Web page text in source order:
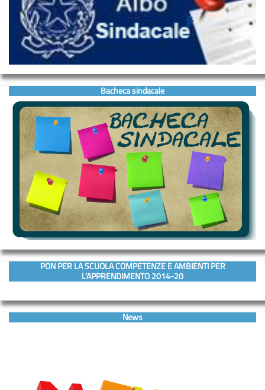
Bacheca sindacale
PON PER LA SCUOLA COMPETENZE E AMBIENTI PER
L’APPRENDIMENTO 2014-20
News